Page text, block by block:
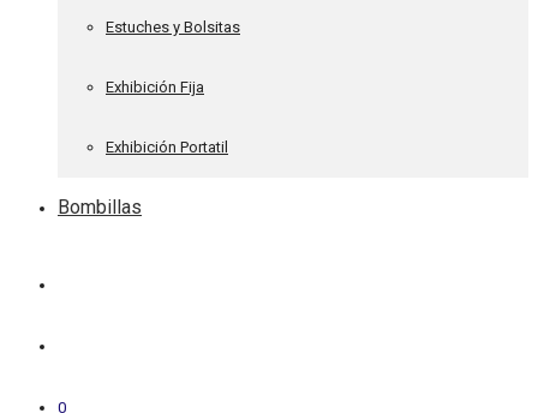
Estuches y Bolsitas
Exhibición Fija
Exhibición Portatil
Bombillas
0